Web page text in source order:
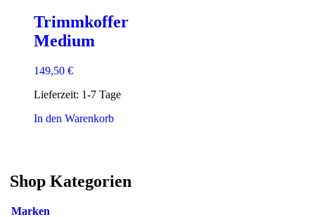
Trimmkoffer
Medium
149,50 €
Lieferzeit: 1-7 Tage
In den Warenkorb
Shop Kategorien
Marken